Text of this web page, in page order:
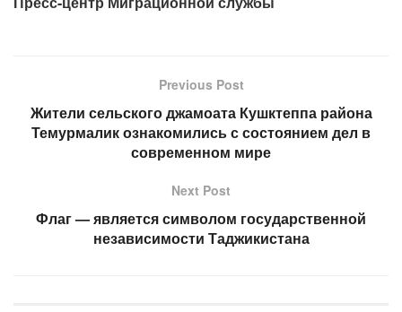
Previous Post
Жители сельского джамоата Кушктеппа района
Темурмалик ознакомились с состоянием дел в
современном мире
Next Post
Флаг — является символом государственной
независимости Таджикистана